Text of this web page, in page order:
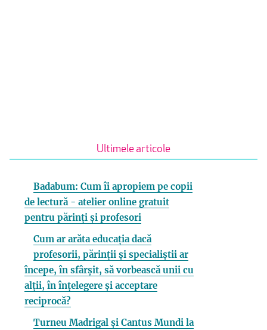
Ultimele articole
Badabum: Cum îi apropiem pe copii
de lectură - atelier online gratuit
pentru părinți și profesori
Cum ar arăta educația dacă
profesorii, părinții și specialiștii ar
începe, în sfârșit, să vorbească unii cu
alții, în înțelegere și acceptare
reciprocă?
Turneu Madrigal și Cantus Mundi la